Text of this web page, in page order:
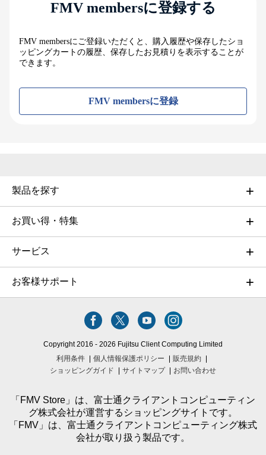
FMV membersに登録する
FMV membersにご登録いただくと、購入履歴や保存したショ
ッピングカートの履歴、保存したお見積りを表示することが
できます。
FMV membersに登録
製品を探す
お買い得・特集
サービス
お客様サポート
Copyright 2016 - 2026 Fujitsu Client Computing Limited
利用条件
個人情報保護ポリシー
販売規約
ショッピングガイド
サイトマップ お問い合わせ
「FMV Store」は、富士通クライアントコンピューティン
グ株式会社が運営するショッピングサイトです。
「FMV」は、富士通クライアントコンピューティング株式
会社が取り扱う製品です。